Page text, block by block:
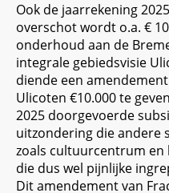
Ook de jaarrekening
overschot wordt o.a. €
onderhoud aan de
integrale gebiedsvisie
diende een
Ulicoten €10.000 te
2025 doorgevoerde
uitzondering die andere
zoals cultuurcentrum en
die dus wel pijnlijke
Dit amendement van